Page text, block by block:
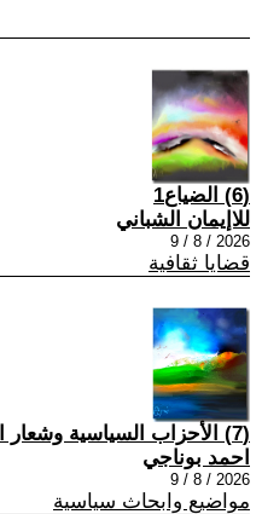
(6) الضياع1
للاإيمان الشباني
2026 / 8 / 9
قضايا ثقافية
(7) الأحزاب السياسية وشعار النهب
احمد بوناجي
2026 / 8 / 9
مواضيع وابحاث سياسية